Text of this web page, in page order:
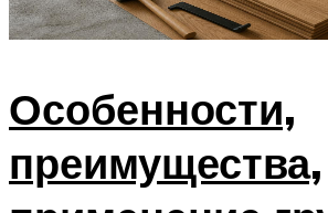
Особенности,
преимущества,